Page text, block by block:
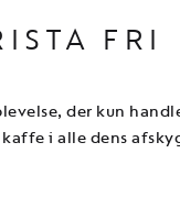
FRI
der kun
i alle dens